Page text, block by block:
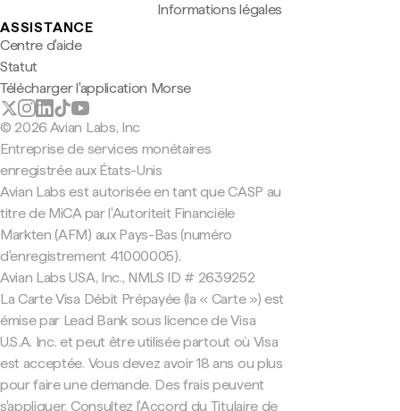
Informations légales
ASSISTANCE
Centre d'aide
Statut
Télécharger l'application Morse
© 2026 Avian Labs, Inc
Entreprise de services monétaires
enregistrée aux États-Unis
Avian Labs est autorisée en tant que CASP au
titre de MiCA par l'Autoriteit Financiële
Markten (AFM) aux Pays-Bas (numéro
d'enregistrement 41000005).
Avian Labs USA, Inc., NMLS ID # 2639252
La Carte Visa Débit Prépayée (la « Carte ») est
émise par Lead Bank sous licence de Visa
U.S.A. Inc. et peut être utilisée partout où Visa
est acceptée. Vous devez avoir 18 ans ou plus
pour faire une demande. Des frais peuvent
s'appliquer. Consultez l'Accord du Titulaire de